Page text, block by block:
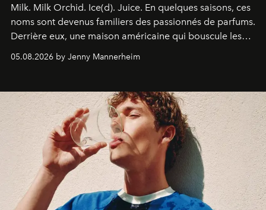
Milk. Milk Orchid. Ice(d). Juice. En quelques saisons, ces
noms sont devenus familiers des passionnés de parfums.
Derrière eux, une maison américaine qui bouscule les
codes de la parfumerie contemporaine en proposant
une approche aussi intuitive que personnelle :
05.08.2026 by Jenny Mannerheim